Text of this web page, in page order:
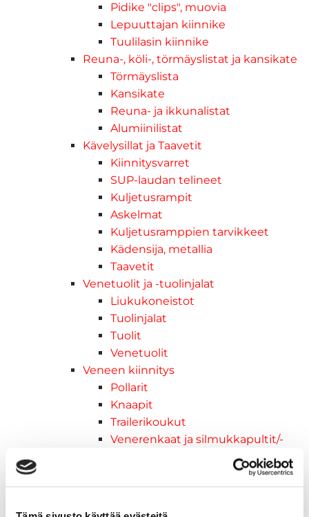
Pidike "clips", muovia
Lepuuttajan kiinnike
Tuulilasin kiinnike
Reuna-, köli-, törmäyslistat ja kansikate
Törmäyslista
Kansikate
Reuna- ja ikkunalistat
Alumiinilistat
Kävelysillat ja Taavetit
Kiinnitysvarret
SUP-laudan telineet
Kuljetusrampit
Askelmat
Kuljetusramppien tarvikkeet
Kädensija, metallia
Taavetit
Venetuolit ja -tuolinjalat
Liukukoneistot
Tuolinjalat
Tuolit
Venetuolit
Veneen kiinnitys
Pollarit
Knaapit
Trailerikoukut
Venerenkaat ja silmukkapultit/-
Kansiruuvikkeet